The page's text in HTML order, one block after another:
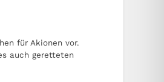
für Akionen vor.
auch geretteten